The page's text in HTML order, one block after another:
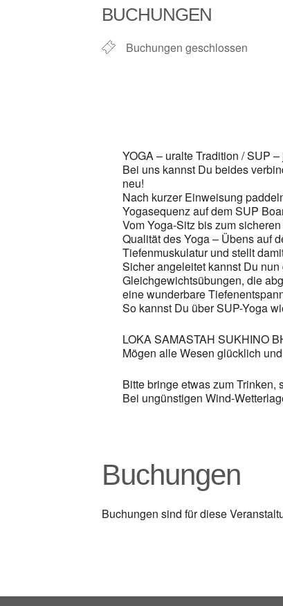
BUCHUNGEN
Buchungen geschlossen
YOGA – uralte Tradition / SUP
Bei uns kannst Du beides
neu!
Nach kurzer Einweisung
Yogasequenz auf dem SUP
Vom Yoga-Sitz bis zum
Qualität des Yoga – Übens auf
Tiefenmuskulatur und stellt
Sicher angeleitet kannst Du
Gleichgewichtsübungen, die
eine wunderbare
So kannst Du über SUP-Yoga
LOKA SAMASTAH SUKHINO
Mögen alle Wesen glücklich
Bitte bringe etwas zum
Bei ungünstigen Wind-
Buchungen
Buchungen sind für diese